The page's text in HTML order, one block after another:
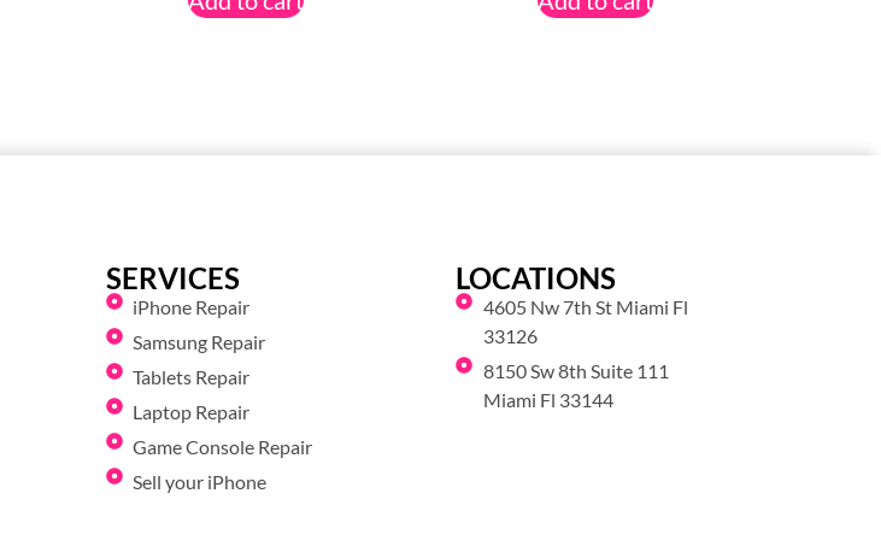
SERVICES
iPhone Repair
Samsung Repair
Tablets Repair
Laptop Repair
Game Console Repair
Sell your iPhone
LOCATIONS
4605 Nw 7th St Miami Fl
33126
8150 Sw 8th Suite 111
Miami Fl 33144